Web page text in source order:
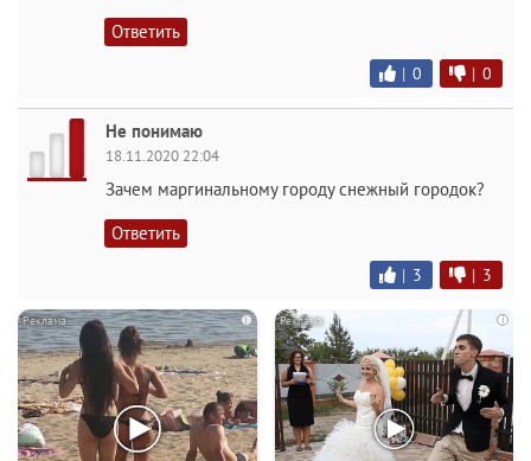
Ответить
| 0 | 0
Не понимаю
18.11.2020 22:04
Зачем маргинальному городу снежный городок?
Ответить
| 3 | 3
i i